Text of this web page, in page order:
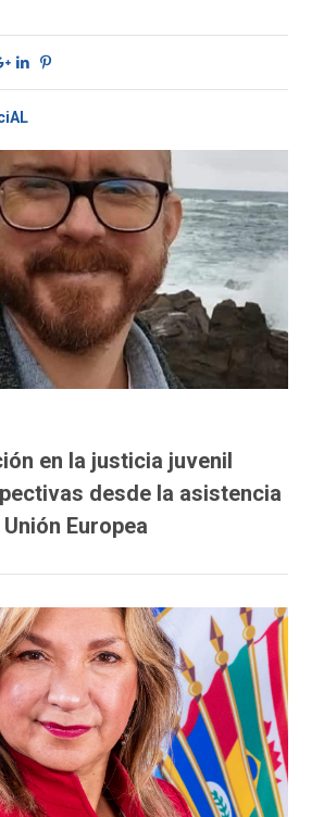
en la justicia juvenil
desde la asistencia
Europea